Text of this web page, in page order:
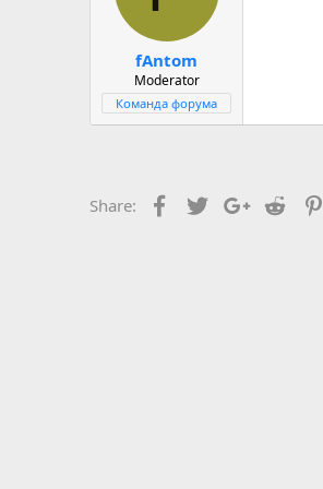
fAntom
Moderator
Команда форума
Share: Facebook
TwitterGoogle+
Reddit